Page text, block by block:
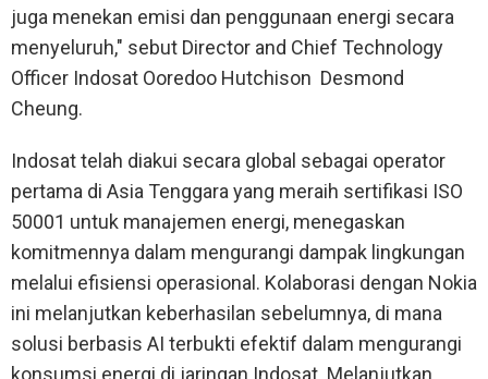
juga menekan emisi dan penggunaan energi secara
menyeluruh," sebut Director and Chief Technology
Officer Indosat Ooredoo Hutchison Desmond
Cheung.
Indosat telah diakui secara global sebagai operator
pertama di Asia Tenggara yang meraih sertifikasi ISO
50001 untuk manajemen energi, menegaskan
komitmennya dalam mengurangi dampak lingkungan
melalui efisiensi operasional. Kolaborasi dengan Nokia
ini melanjutkan keberhasilan sebelumnya, di mana
solusi berbasis AI terbukti efektif dalam mengurangi
konsumsi energi di jaringan Indosat. Melanjutkan